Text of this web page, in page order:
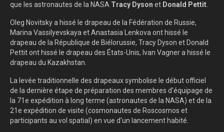
que les astronautes de la NASA Tracy Dyson et Donald Pettit.
Oleg Novitsky a hissé le drapeau de la Fédération de Russie,
Marina Vassilyevskaya et Anastasia Lenkova ont hissé le
drapeau de la République de Biélorussie, Tracy Dyson et Donald
Pettit ont hissé le drapeau des États-Unis, Ivan Vagner a hissé le
drapeau du Kazakhstan.
La levée traditionnelle des drapeaux symbolise le début officiel
de la dernière étape de préparation des membres d'équipage de
la 71e expédition à long terme (astronautes de la NASA) et de la
21e expédition de visite (cosmonautes de Roscosmos et
participants au vol spatial) en vue d'un lancement habité.